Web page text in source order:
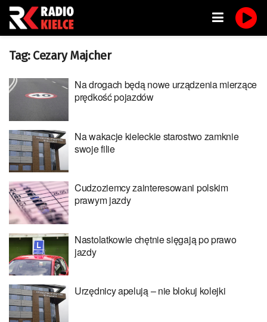
Tag: Cezary Majcher
Na drogach będą nowe urządzenia mierzące
prędkość pojazdów
Na wakacje kieleckie starostwo zamknie
swoje filie
Cudzoziemcy zainteresowani polskim
prawym jazdy
Nastolatkowie chętnie sięgają po prawo
jazdy
Urzędnicy apelują – nie blokuj kolejki